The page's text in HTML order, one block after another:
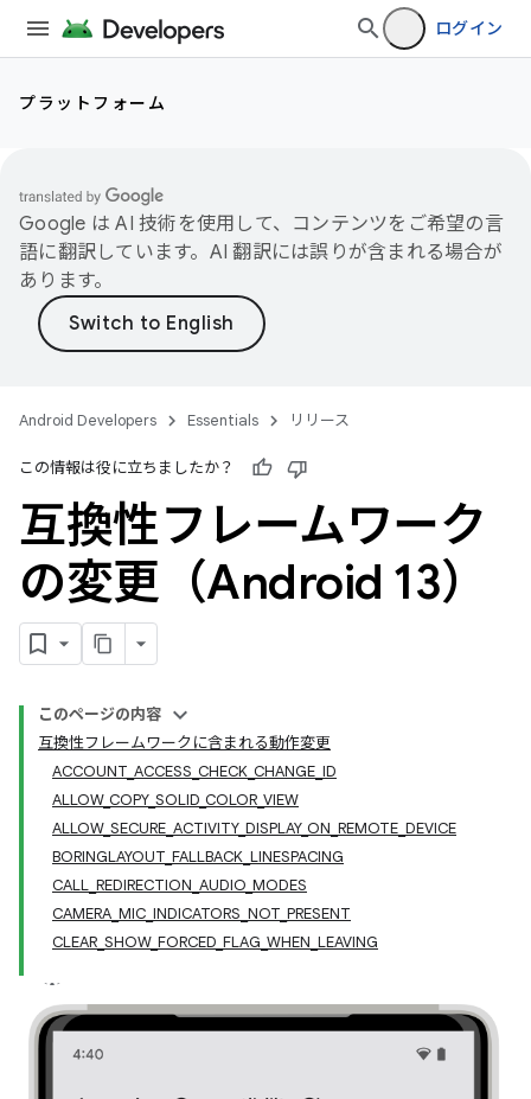
ログイン
プラットフォーム
Google は AI 技術を使用して、コンテンツをご希望の言
語に翻訳しています。AI 翻訳には誤りが含まれる場合が
あります。
Android Developers Essentials リリース
この情報は役に立ちましたか？
互換性フレームワーク
の変更（Android 13）
このページの内容
互換性フレームワークに含まれる動作変更
ACCOUNT_ACCESS_CHECK_CHANGE_ID
ALLOW_COPY_SOLID_COLOR_VIEW
ALLOW_SECURE_ACTIVITY_DISPLAY_ON_REMOTE_DEVICE
BORINGLAYOUT_FALLBACK_LINESPACING
CALL_REDIRECTION_AUDIO_MODES
CAMERA_MIC_INDICATORS_NOT_PRESENT
CLEAR_SHOW_FORCED_FLAG_WHEN_LEAVING